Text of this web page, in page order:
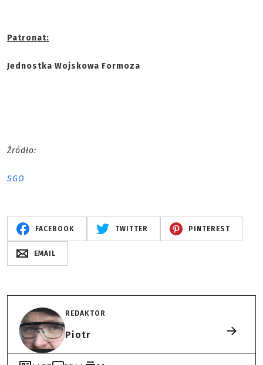
Patronat:
Jednostka Wojskowa Formoza
Źródło:
SGO
FACEBOOK TWITTER PINTEREST
EMAIL
REDAKTOR
Piotr